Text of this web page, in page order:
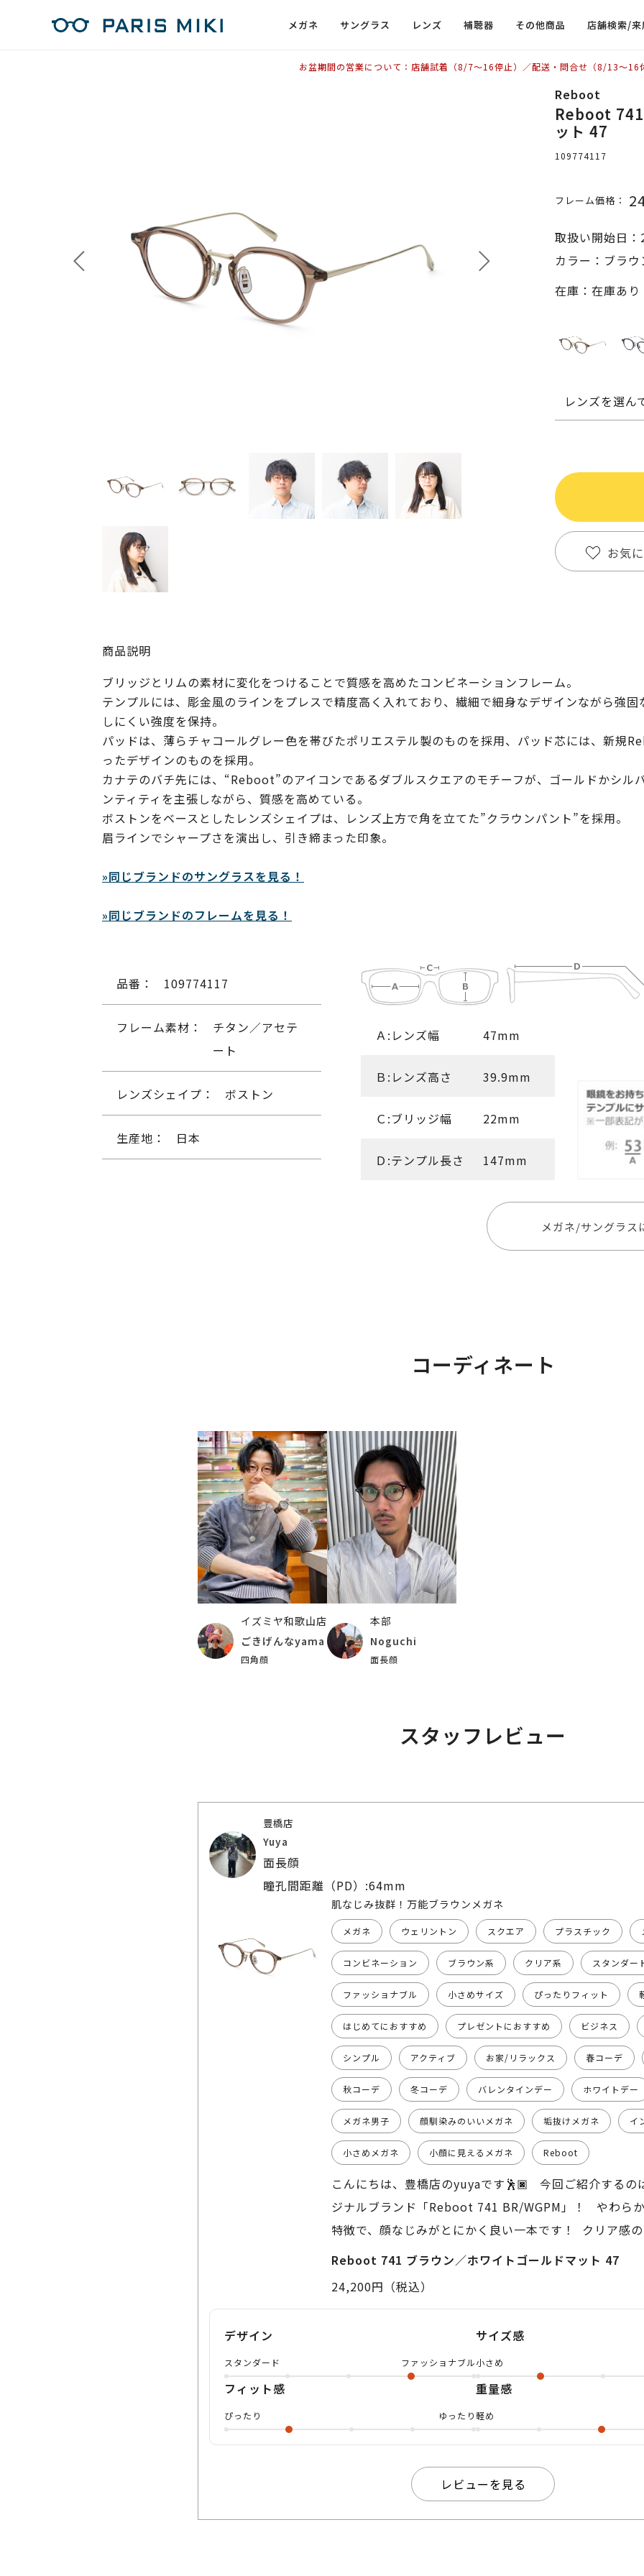
メガネ サングラス レンズ 補聴器 その他商品 店舗検索/
お盆期間の営業について：店舗試着（8/7〜16停止）／配送・問合せ（8/13〜16
Reboot
Reboot 741
ット 47
109774117
フレーム価格：
取扱い開始日
カラー：ブラ
在庫：在庫あり
レンズを選ん
お気
商品説明
ブリッジとリムの素材に変化をつけることで質感を高めたコンビネーションフレーム。
テンプルには、彫金風のラインをプレスで精度高く入れており、繊細で細身なデザインながら強
しにくい強度を保持。
パッドは、薄らチャコールグレー色を帯びたポリエステル製のものを採用、パッド芯には、新規
ったデザインのものを採用。
カナテのバチ先には、“Reboot”のアイコンであるダブルスクエアのモチーフが、ゴールドかシル
ンティティを主張しながら、質感を高めている。
ボストンをベースとしたレンズシェイプは、レンズ上方で角を立てた”クラウンパント”を採用。
眉ラインでシャープさを演出し、引き締まった印象。
»同じブランドのサングラスを見る！
»同じブランドのフレームを見る！
品番： 109774117
フレーム素材：
チタン／アセテ
ート
レンズシェイプ： ボストン
生産地： 日本
Ａ:レンズ幅 47mm
Ｂ:レンズ高さ 39.9mm
Ｃ:ブリッジ幅 22mm
Ｄ:テンプル長さ 147mm
メガネ/サングラス
コーディネート
イズミヤ和歌山店
ごきげんなyama
四角顔
本部
Noguchi
面長顔
スタッフレビュー
豊橋店
Yuya
面長顔
瞳孔間距離（PD）:64mm
肌なじみ抜群！万能ブラウンメガネ
メガネ ウェリントン スクエア プラスチック
コンビネーション ブラウン系 クリア系 スタンダー
ファッショナブル 小さめサイズ ぴったりフィット
はじめてにおすすめ プレゼントにおすすめ ビジネス
シンプル アクティブ お家/リラックス 春コーデ
秋コーデ 冬コーデ バレンタインデー ホワイトデー
メガネ男子 顔馴染みのいいメガネ 垢抜けメガネ イ
小さめメガネ 小顔に見えるメガネ Reboot
こんにちは、豊橋店のyuyaです🕺🏿 今回ご紹介するの
ジナルブランド「Reboot 741 BR/WGPM」！ やわら
特徴で、顔なじみがとにかく良い一本です！ クリア感
重たくなりすぎず、ナチュラルにおしゃれ感をプラス
コンビ仕様！ 見た目の高級感と、かけ心地の軽さを両
せられるのも◎ レンズの形は丸みがありつつ、上側に
ンパント型！🤵‍♂️ やさしい印象の中に程よいシャープさ
ルにもきれいめにも相性抜群です！ 男女問わずかけや
仕事用にもおすすめ！ 「人と被りにくいけど、奇抜す
い」という方は、ぜひ試してほしい一本です！ yuyaで
Reboot 741 ブラウン／ホワイトゴールドマット 47
24,200円（税込）
デザイン
スタンダード ファッショナブル
サイズ感
小さめ
フィット感
ぴったり ゆったり
重量感
軽め
レビューを見る